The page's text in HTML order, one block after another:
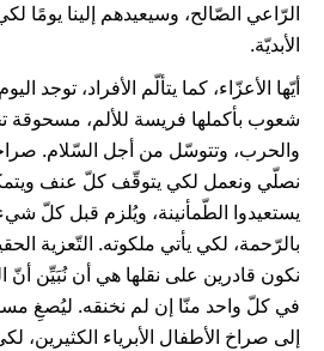
الرّاعي الصّالح، وسيعيدهم إلينا يومًا
الأبديّة.
أيّها الأعزّاء، كما يتألّم الأفراد، توجد
شعوب بأكملها فريسة للألم، مسحوقة
والحرب، وتتوسّل من أجل السّلام.
نصلّي ونعمل لكي يتوقّف كلّ عنف
يستعيدوا الطّمأنينة، ويُلزم قبل كلّ
بالرّحمة، لكي يأتي ملكوته. التّعزية
نكون قادرين على نقلها هي أن نُبَيِّن أنّ
في كلّ واحد منّا إن لم نخنقه. ليُصغِ
إلى صراخ الأطفال الأبرياء الكثيرين،